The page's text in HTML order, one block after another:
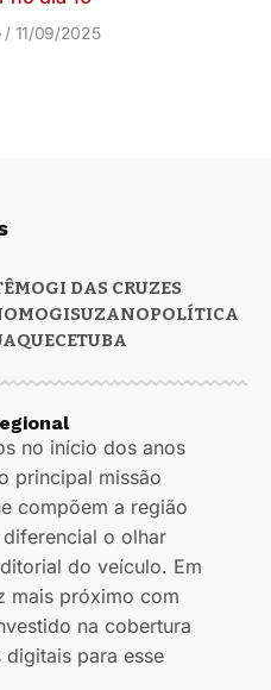
11/09/2025
MOGI DAS CRUZES
MOGISUZANOPOLÍTICA
no início dos anos
principal missão
compõem a região
o olhar
do veículo. Em
mais próximo com
na cobertura
para esse